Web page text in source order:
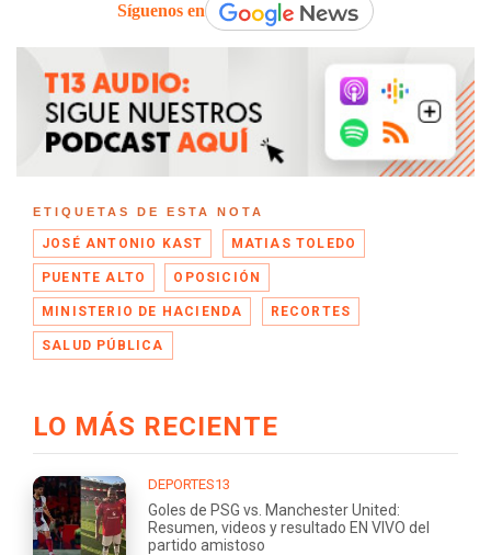
Síguenos en
ETIQUETAS DE ESTA NOTA
JOSÉ ANTONIO KAST MATIAS TOLEDO
PUENTE ALTO OPOSICIÓN
MINISTERIO DE HACIENDA RECORTES
SALUD PÚBLICA
LO MÁS RECIENTE
DEPORTES13
Goles de PSG vs. Manchester United:
Resumen, videos y resultado EN VIVO del
partido amistoso